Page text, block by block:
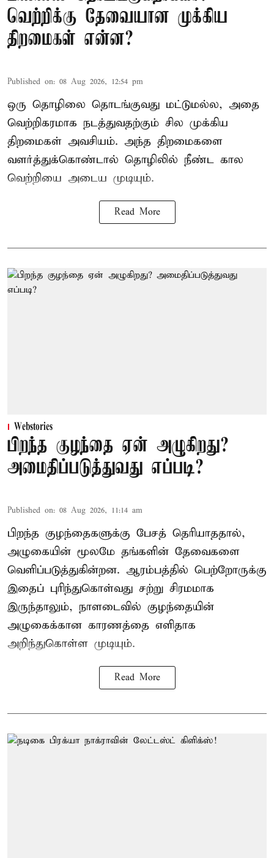
வெற்றிக்கு தேவையான முக்கிய
திறமைகள் என்ன?
Published on: 08 Aug 2026, 12:54 pm
ஒரு தொழிலை தொடங்குவது மட்டுமல்ல, அதை
வெற்றிகரமாக நடத்துவதற்கும் சில முக்கிய
திறமைகள் அவசியம். அந்த திறமைகளை
வளர்த்துக்கொண்டால் தொழிலில் நீண்ட கால
வெற்றியை அடைய முடியும்.
Read More
Webstories
பிறந்த குழந்தை ஏன் அழுகிறது?
அமைதிப்படுத்துவது எப்படி?
Published on: 08 Aug 2026, 11:14 am
பிறந்த குழந்தைகளுக்கு பேசத் தெரியாததால்,
அழுகையின் மூலமே தங்களின் தேவைகளை
வெளிப்படுத்துகின்றன. ஆரம்பத்தில் பெற்றோருக்கு
இதைப் புரிந்துகொள்வது சற்று சிரமமாக
இருந்தாலும், நாளடைவில் குழந்தையின்
அழுகைக்கான காரணத்தை எளிதாக
அறிந்துகொள்ள முடியும்.
Read More